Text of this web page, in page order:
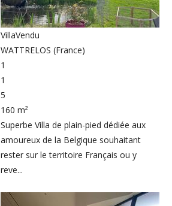
VillaVendu
WATTRELOS (France)
1
1
5
160 m²
Superbe Villa de plain-pied dédiée aux
amoureux de la Belgique souhaitant
rester sur le territoire Français ou y
reve...